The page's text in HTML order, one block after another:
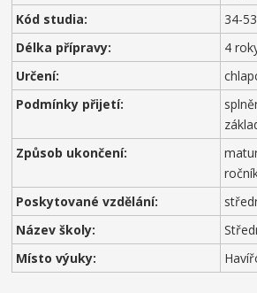
Kód studia:
34-
Délka přípravy:
4
Určení:
Podmínky přijetí:
Způsob ukončení:
Poskytované vzdělání:
Název školy:
Místo výuky: